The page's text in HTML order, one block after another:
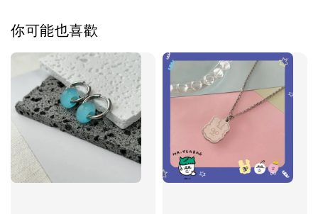
飾品禮物盒加價購
你可能也喜歡